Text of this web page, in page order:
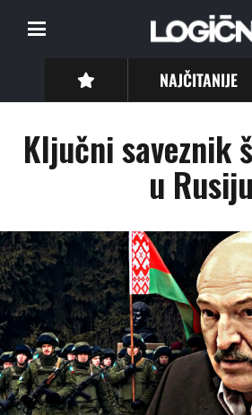
NAJČITANIJE
Ključni saveznik
u Rusiju